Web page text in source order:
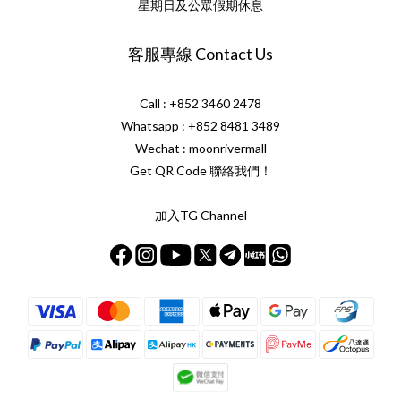
星期日及公眾假期休息
客服專線 Contact Us
Call : +852 3460 2478
Whatsapp : +852 8481 3489
Wechat : moonrivermall
Get QR Code 聯絡我們！
加入TG Channel